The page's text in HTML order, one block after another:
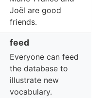
Joël are good
friends.
feed
Everyone can feed
the database to
illustrate new
vocabulary.